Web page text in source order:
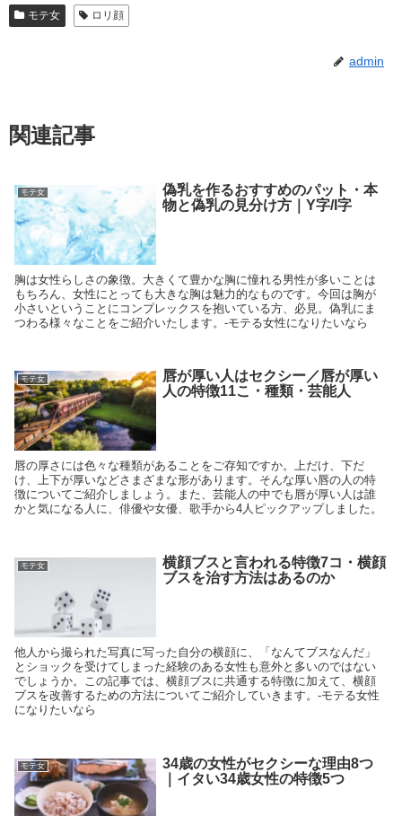
モテ女 ロリ顔
admin
関連記事
モテ女
偽乳を作るおすすめのパット・本
物と偽乳の見分け方｜Y字/I字
胸は女性らしさの象徴。大きくて豊かな胸に憧れる男性が多いことは
もちろん、女性にとっても大きな胸は魅力的なものです。今回は胸が
小さいということにコンプレックスを抱いている方、必見。偽乳にま
つわる様々なことをご紹介いたします。-モテる女性になりたいなら
モテ女
唇が厚い人はセクシー／唇が厚い
人の特徴11こ・種類・芸能人
唇の厚さには色々な種類があることをご存知ですか。上だけ、下だ
け、上下が厚いなどさまざまな形があります。そんな厚い唇の人の特
徴についてご紹介しましょう。また、芸能人の中でも唇が厚い人は誰
かと気になる人に、俳優や女優、歌手から4人ピックアップしました。
モテ女
横顔ブスと言われる特徴7コ・横顔
ブスを治す方法はあるのか
他人から撮られた写真に写った自分の横顔に、「なんてブスなんだ」
とショックを受けてしまった経験のある女性も意外と多いのではない
でしょうか。この記事では、横顔ブスに共通する特徴に加えて、横顔
ブスを改善するための方法についてご紹介していきます。-モテる女性
になりたいなら
モテ女
34歳の女性がセクシーな理由8つ
｜イタい34歳女性の特徴5つ